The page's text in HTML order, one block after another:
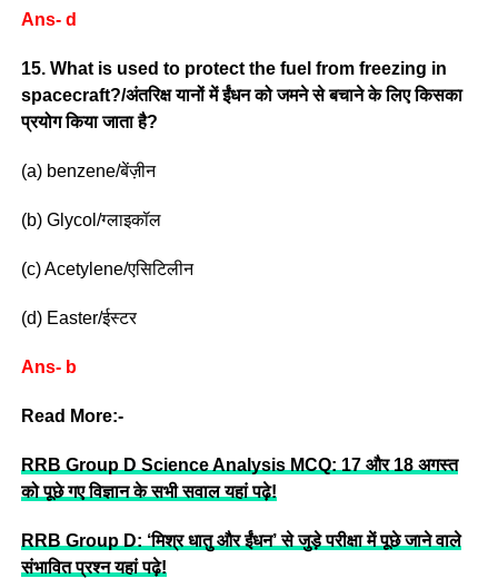
Ans- d
15. What is used to protect the fuel from freezing in
spacecraft?/अंतरिक्ष यानों में ईंधन को जमने से बचाने के लिए किसका
प्रयोग किया जाता है?
(a) benzene/बेंज़ीन
(b) Glycol/ग्लाइकॉल
(c) Acetylene/एसिटिलीन
(d) Easter/ईस्टर
Ans- b
Read More:-
RRB Group D Science Analysis MCQ: 17 और 18 अगस्त
को पूछे गए विज्ञान के सभी सवाल यहां पढ़े!
RRB Group D: ‘मिश्र धातु और ईंधन’ से जुड़े परीक्षा में पूछे जाने वाले
संभावित प्रश्न यहां पढ़े!